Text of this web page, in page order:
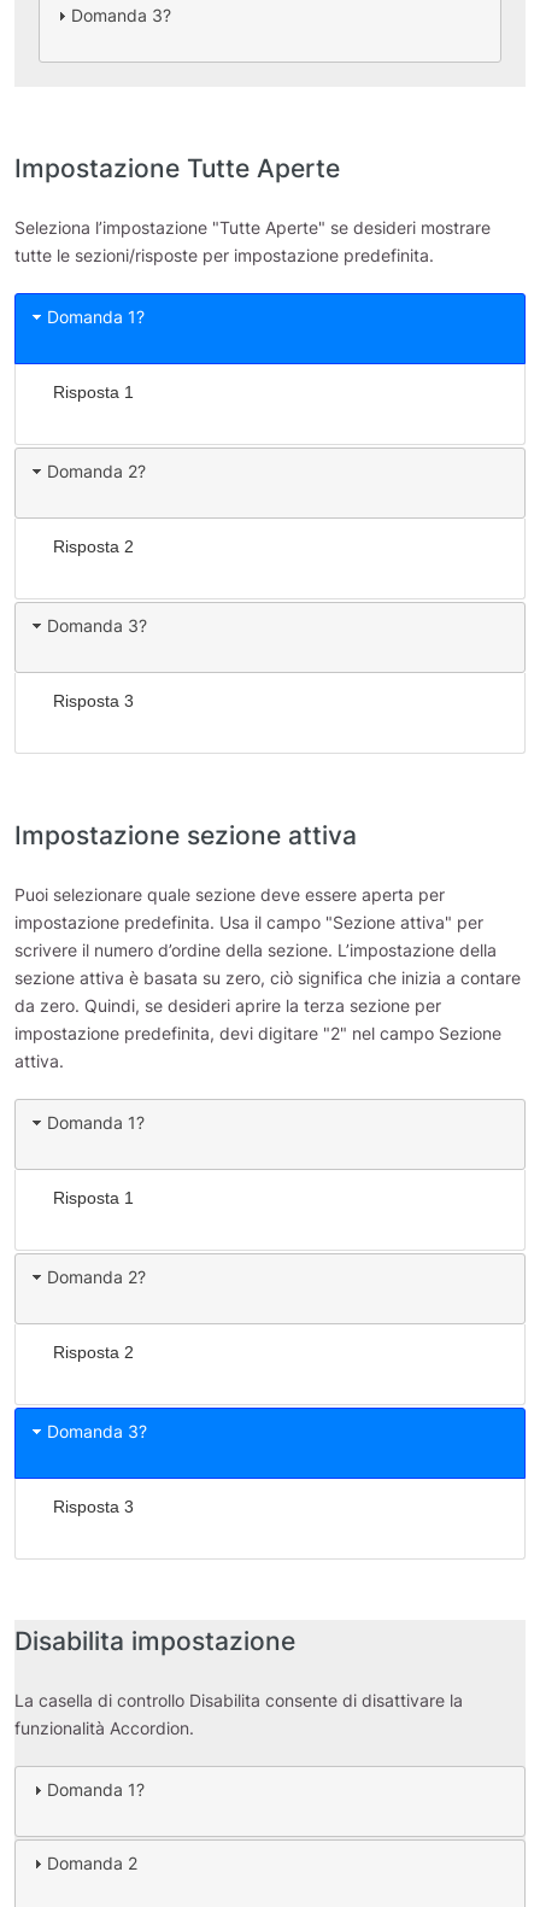
Domanda 3?
Impostazione Tutte Aperte
Seleziona l’impostazione "Tutte Aperte" se desideri mostrare
tutte le sezioni/risposte per impostazione predefinita.
Domanda 1?
Risposta 1
Domanda 2?
Risposta 2
Domanda 3?
Risposta 3
Impostazione sezione attiva
Puoi selezionare quale sezione deve essere aperta per
impostazione predefinita. Usa il campo "Sezione attiva" per
scrivere il numero d’ordine della sezione. L’impostazione della
sezione attiva è basata su zero, ciò significa che inizia a contare
da zero. Quindi, se desideri aprire la terza sezione per
impostazione predefinita, devi digitare "2" nel campo Sezione
attiva.
Domanda 1?
Risposta 1
Domanda 2?
Risposta 2
Domanda 3?
Risposta 3
Disabilita impostazione
La casella di controllo Disabilita consente di disattivare la
funzionalità Accordion.
Domanda 1?
Domanda 2